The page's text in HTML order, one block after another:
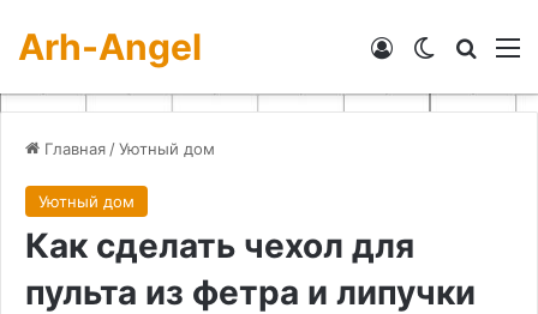
Arh-Angel Switch skin
Войти
Главная /Уютный дом
Уютный дом
Как сделать чехол для
пульта из фетра и липучки